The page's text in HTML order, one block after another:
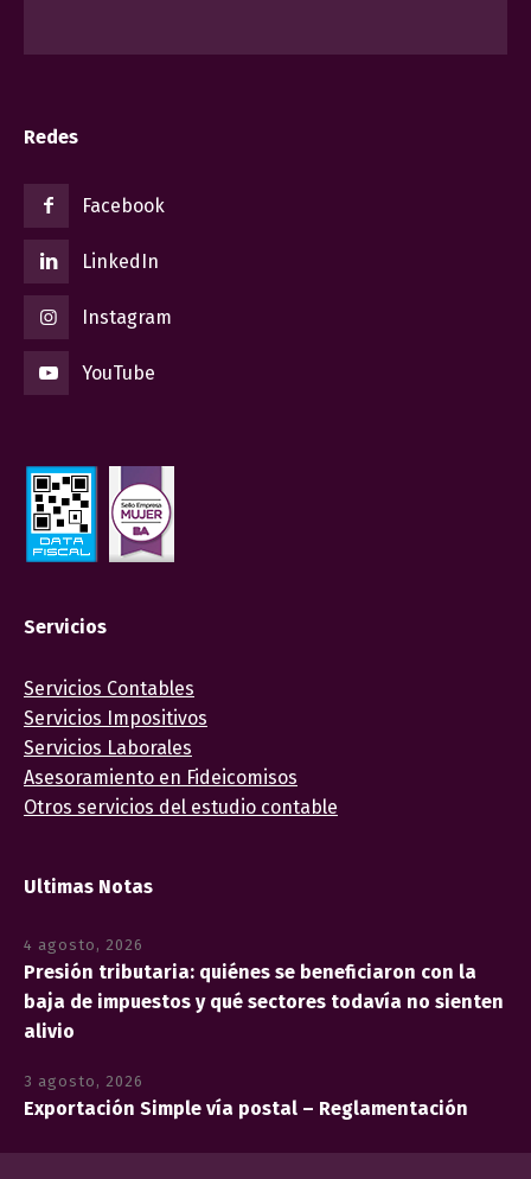
Redes
Facebook
LinkedIn
Instagram
YouTube
Servicios
Servicios Contables
Servicios Impositivos
Servicios Laborales
Asesoramiento en Fideicomisos
Otros servicios del estudio contable
Ultimas Notas
4 agosto, 2026
Presión tributaria: quiénes se beneficiaron con la
baja de impuestos y qué sectores todavía no sienten
alivio
3 agosto, 2026
Exportación Simple vía postal – Reglamentación